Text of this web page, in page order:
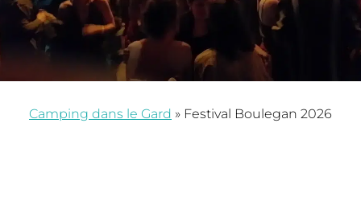
Camping dans le Gard » Festival Boulegan 2026